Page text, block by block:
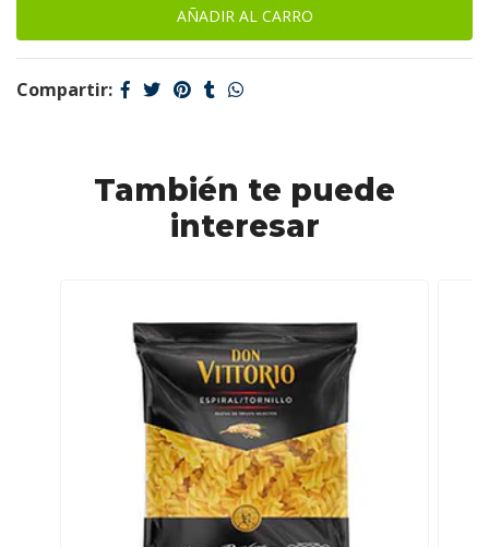
Compartir:
También te puede
interesar